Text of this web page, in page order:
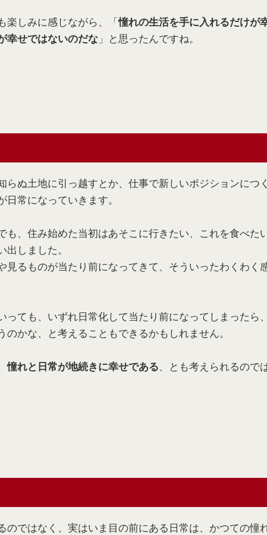
楽しみに感じながら、「憧れの生活を手に入れるだけが
幸せではないのだな 」と思ったんですね。
ぬ土地に引っ越すとか、仕事で新しいポジションにつ
常になっていきます。
も、住み始めた当初はあそこに行きたい、これを食べた
しました。
見るものが当たり前になってきて、そういったわくわく
っても、いずれ日常化して当たり前になってしまったら
かな、と考えることもできるかもしれません。
憧れと日常が地続きに幸せである、とも考えられるので
のではなく、実はいま目の前にある日常は、かつての憧